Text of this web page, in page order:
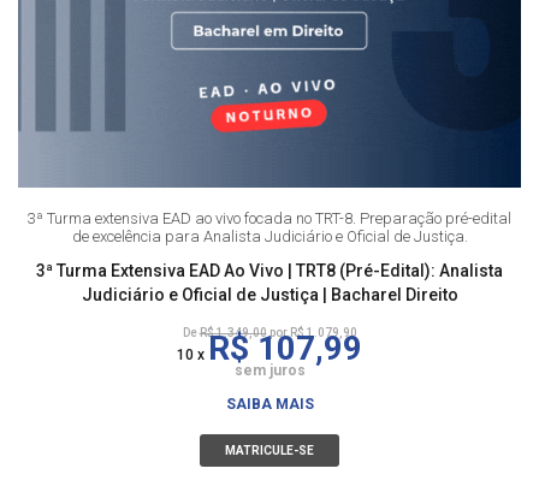
3ª Turma extensiva EAD ao vivo focada no TRT-8. Preparação pré-edital
de excelência para Analista Judiciário e Oficial de Justiça.
3ª Turma Extensiva EAD Ao Vivo | TRT8 (Pré-Edital): Analista
Judiciário e Oficial de Justiça | Bacharel Direito
DeR$ 1.349,00por R$ 1.079,90
10 x R$ 107,99
sem juros
SAIBA MAIS
MATRICULE-SE